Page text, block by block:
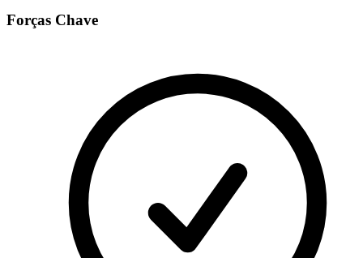
Forças Chave